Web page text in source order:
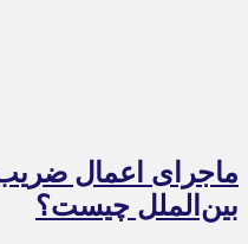
بین‌الملل چیست؟